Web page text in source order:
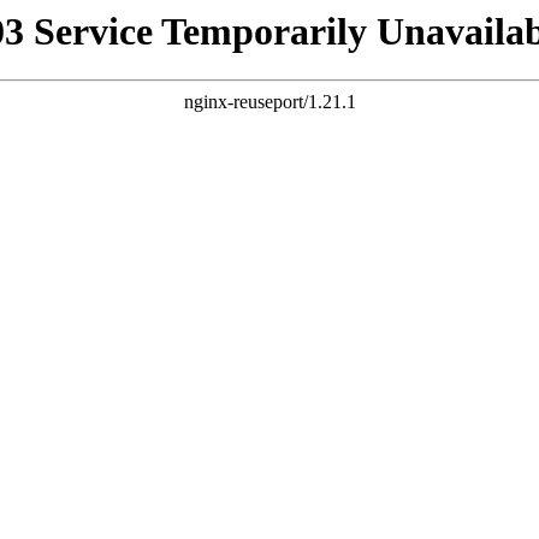
Service Temporarily
nginx-reuseport/1.21.1